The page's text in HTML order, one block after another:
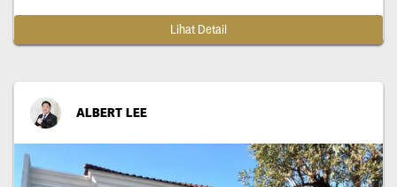
Lihat Detail
ALBERT LEE